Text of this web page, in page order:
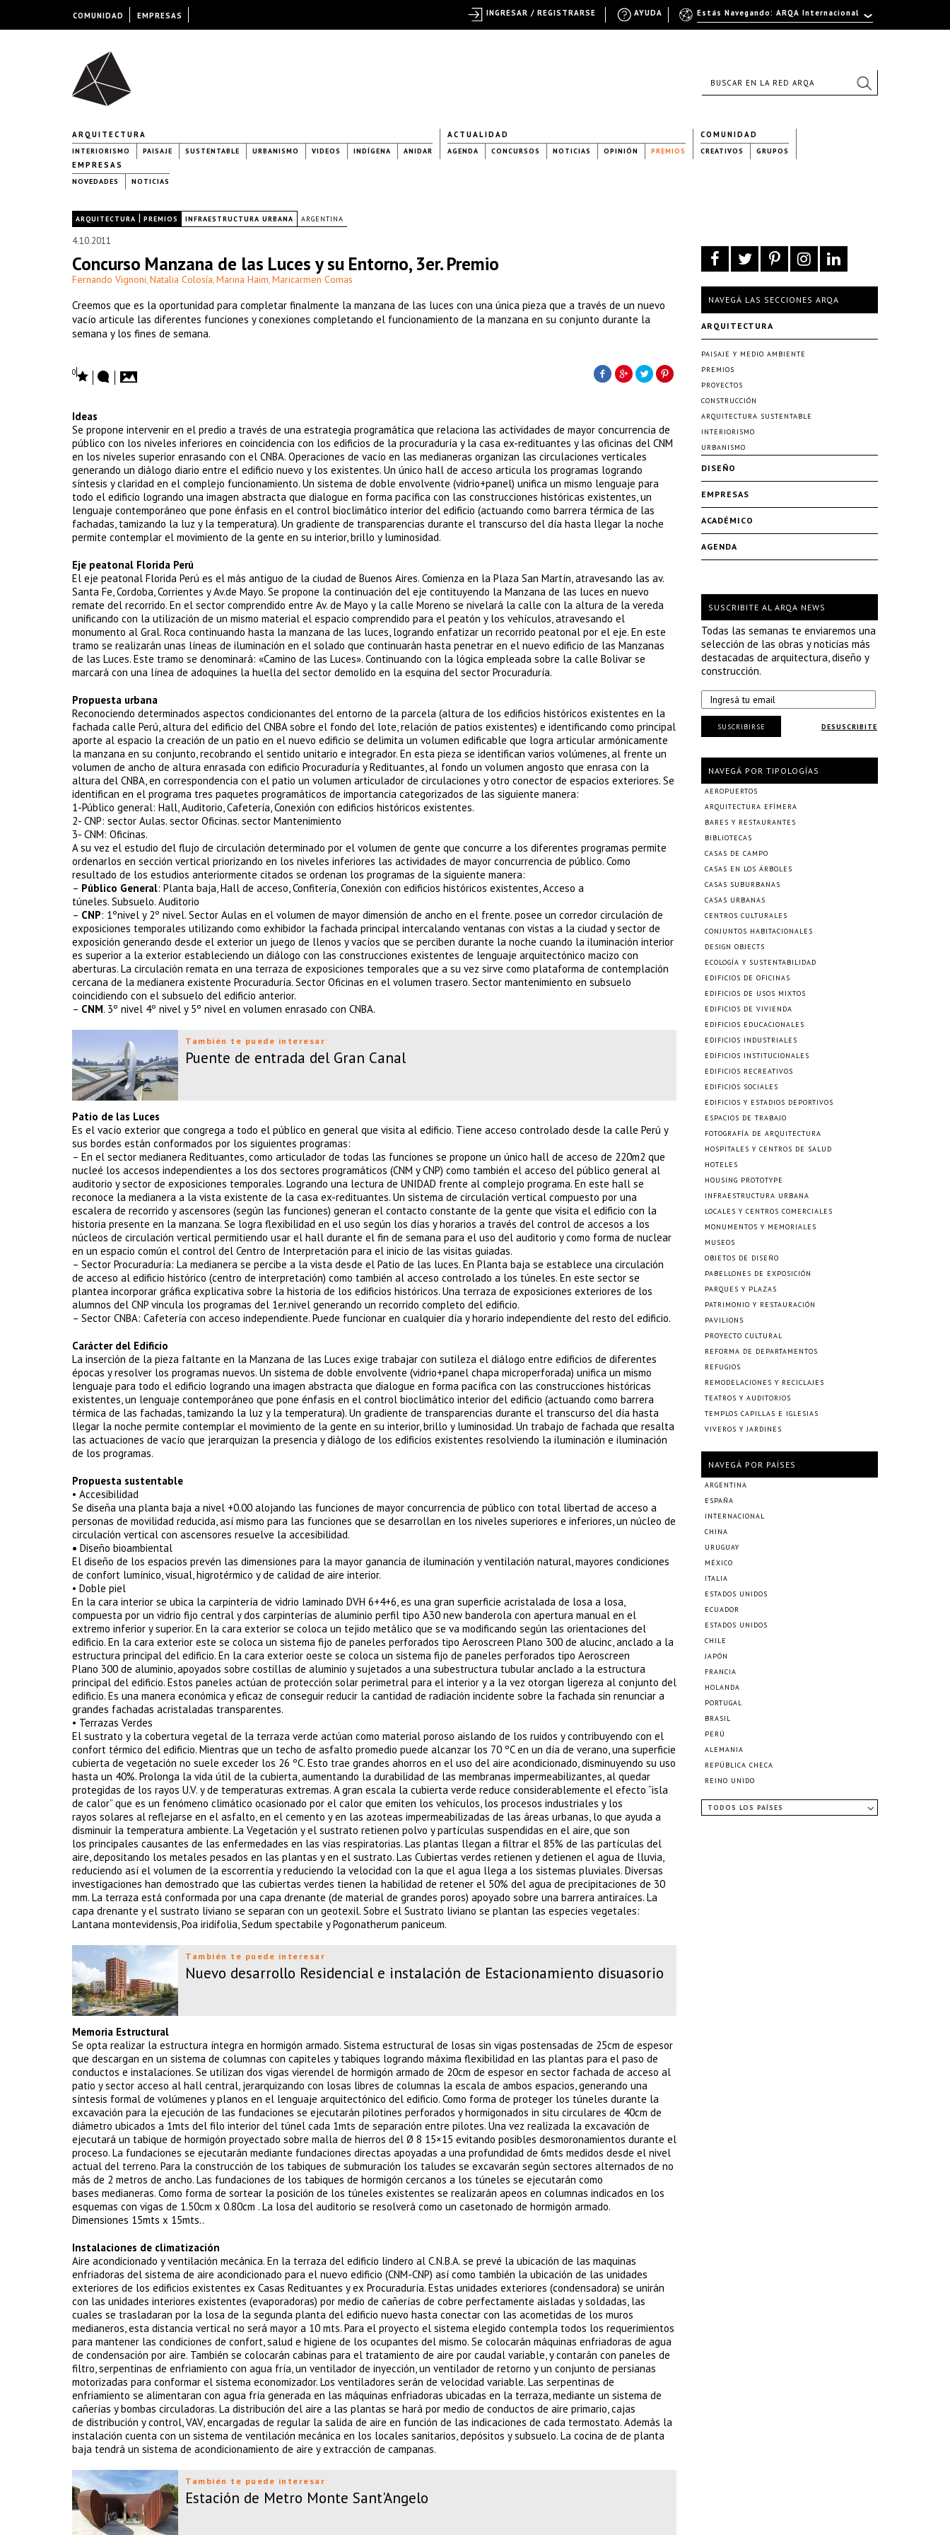
ARQUITECTURA
INTERIORISMO PAISAJE SUSTENTABLE URBANISMO VIDEOS INDÍGENA ANIDAR
ACTUALIDAD
AGENDA CONCURSOS NOTICIAS OPINIÓN PREMIOS
COMUNIDAD
CREATIVOS GRUPOS
EMPRESAS
NOVEDADES NOTICIAS
ARQUITECTURA | PREMIOS INFRAESTRUCTURA URBANA ARGENTINA
4.10.2011
Concurso Manzana de las Luces y su Entorno, 3er. Premio
Fernando Vignoni, Natalia Colosía, Marina Haim, Maricarmen Comas
Creemos que es la oportunidad para completar finalmente la manzana de las luces con una única pieza que a través de un nuevo
vacío articule las diferentes funciones y conexiones completando el funcionamiento de la manzana en su conjunto durante la
semana y los fines de semana.
0
Ideas
Se propone intervenir en el predio a través de una estrategia programática que relaciona las actividades de mayor concurrencia de
público con los niveles inferiores en coincidencia con los edificios de la procuraduría y la casa ex-redituantes y las oficinas del CNM
en los niveles superior enrasando con el CNBA. Operaciones de vacío en las medianeras organizan las circulaciones verticales
generando un diálogo diario entre el edificio nuevo y los existentes. Un único hall de acceso articula los programas logrando
síntesis y claridad en el complejo funcionamiento. Un sistema de doble envolvente (vidrio+panel) unifica un mismo lenguaje para
todo el edificio logrando una imagen abstracta que dialogue en forma pacífica con las construcciones históricas existentes, un
lenguaje contemporáneo que pone énfasis en el control bioclimático interior del edificio (actuando como barrera térmica de las
fachadas, tamizando la luz y la temperatura). Un gradiente de transparencias durante el transcurso del día hasta llegar la noche
permite contemplar el movimiento de la gente en su interior, brillo y luminosidad.
Eje peatonal Florida Perú
El eje peatonal Florida Perú es el más antiguo de la ciudad de Buenos Aires. Comienza en la Plaza San Martín, atravesando las av.
Santa Fe, Cordoba, Corrientes y Av.de Mayo. Se propone la continuación del eje contituyendo la Manzana de las luces en nuevo
remate del recorrido. En el sector comprendido entre Av. de Mayo y la calle Moreno se nivelará la calle con la altura de la vereda
unificando con la utilización de un mismo material el espacio comprendido para el peatón y los vehículos, atravesando el
monumento al Gral. Roca continuando hasta la manzana de las luces, logrando enfatizar un recorrido peatonal por el eje. En este
tramo se realizarán unas líneas de iluminación en el solado que continuarán hasta penetrar en el nuevo edificio de las Manzanas
de las Luces. Este tramo se denominará: «Camino de las Luces». Continuando con la lógica empleada sobre la calle Bolivar se
marcará con una línea de adoquines la huella del sector demolido en la esquina del sector Procuraduría.
Propuesta urbana
Reconociendo determinados aspectos condicionantes del entorno de la parcela (altura de los edificios históricos existentes en la
fachada calle Perú, altura del edificio del CNBA sobre el fondo del lote, relación de patios existentes) e identificando como principal
aporte al espacio la creación de un patio en el nuevo edificio se delimita un volumen edificable que logra articular armónicamente
la manzana en su conjunto, recobrando el sentido unitario e integrador. En esta pieza se identifican varios volúmenes, al frente un
volumen de ancho de altura enrasada con edificio Procuraduría y Redituantes, al fondo un volumen angosto que enrasa con la
altura del CNBA, en correspondencia con el patio un volumen articulador de circulaciones y otro conector de espacios exteriores. Se
identifican en el programa tres paquetes programáticos de importancia categorizados de las siguiente manera:
1-Público general: Hall, Auditorio, Cafetería, Conexión con edificios históricos existentes.
2- CNP: sector Aulas. sector Oficinas. sector Mantenimiento
3- CNM: Oficinas.
A su vez el estudio del flujo de circulación determinado por el volumen de gente que concurre a los diferentes programas permite
ordenarlos en sección vertical priorizando en los niveles inferiores las actividades de mayor concurrencia de público. Como
resultado de los estudios anteriormente citados se ordenan los programas de la siguiente manera:
– Público General: Planta baja, Hall de acceso, Confitería, Conexión con edificios históricos existentes, Acceso a
túneles. Subsuelo. Auditorio
– CNP: 1ºnivel y 2º nivel. Sector Aulas en el volumen de mayor dimensión de ancho en el frente. posee un corredor circulación de
exposiciones temporales utilizando como exhibidor la fachada principal intercalando ventanas con vistas a la ciudad y sector de
exposición generando desde el exterior un juego de llenos y vacíos que se perciben durante la noche cuando la iluminación interior
es superior a la exterior estableciendo un diálogo con las construcciones existentes de lenguaje arquitectónico macizo con
aberturas. La circulación remata en una terraza de exposiciones temporales que a su vez sirve como plataforma de contemplación
cercana de la medianera existente Procuraduría. Sector Oficinas en el volumen trasero. Sector mantenimiento en subsuelo
coincidiendo con el subsuelo del edificio anterior.
– CNM. 3º nivel 4º nivel y 5º nivel en volumen enrasado con CNBA.
También te puede interesar
Puente de entrada del Gran Canal
Patio de las Luces
Es el vacío exterior que congrega a todo el público en general que visita al edificio. Tiene acceso controlado desde la calle Perú y
sus bordes están conformados por los siguientes programas:
– En el sector medianera Redituantes, como articulador de todas las funciones se propone un único hall de acceso de 220m2 que
nucleé los accesos independientes a los dos sectores programáticos (CNM y CNP) como también el acceso del público general al
auditorio y sector de exposiciones temporales. Logrando una lectura de UNIDAD frente al complejo programa. En este hall se
reconoce la medianera a la vista existente de la casa ex-redituantes. Un sistema de circulación vertical compuesto por una
escalera de recorrido y ascensores (según las funciones) generan el contacto constante de la gente que visita el edificio con la
historia presente en la manzana. Se logra flexibilidad en el uso según los días y horarios a través del control de accesos a los
núcleos de circulación vertical permitiendo usar el hall durante el fin de semana para el uso del auditorio y como forma de nuclear
en un espacio común el control del Centro de Interpretación para el inicio de las visitas guiadas.
– Sector Procuraduría: La medianera se percibe a la vista desde el Patio de las luces. En Planta baja se establece una circulación
de acceso al edificio histórico (centro de interpretación) como también al acceso controlado a los túneles. En este sector se
plantea incorporar gráfica explicativa sobre la historia de los edificios históricos. Una terraza de exposiciones exteriores de los
alumnos del CNP vincula los programas del 1er.nivel generando un recorrido completo del edificio.
– Sector CNBA: Cafetería con acceso independiente. Puede funcionar en cualquier día y horario independiente del resto del edificio.
Carácter del Edificio
La inserción de la pieza faltante en la Manzana de las Luces exige trabajar con sutileza el diálogo entre edificios de diferentes
épocas y resolver los programas nuevos. Un sistema de doble envolvente (vidrio+panel chapa microperforada) unifica un mismo
lenguaje para todo el edificio logrando una imagen abstracta que dialogue en forma pacífica con las construcciones históricas
existentes, un lenguaje contemporáneo que pone énfasis en el control bioclimático interior del edificio (actuando como barrera
térmica de las fachadas, tamizando la luz y la temperatura). Un gradiente de transparencias durante el transcurso del día hasta
llegar la noche permite contemplar el movimiento de la gente en su interior, brillo y luminosidad. Un trabajo de fachada que resalta
las actuaciones de vacío que jerarquizan la presencia y diálogo de los edificios existentes resolviendo la iluminación e iluminación
de los programas.
Propuesta sustentable
• Accesibilidad
Se diseña una planta baja a nivel +0.00 alojando las funciones de mayor concurrencia de público con total libertad de acceso a
personas de movilidad reducida, así mismo para las funciones que se desarrollan en los niveles superiores e inferiores, un núcleo de
circulación vertical con ascensores resuelve la accesibilidad.
• Diseño bioambiental
El diseño de los espacios prevén las dimensiones para la mayor ganancia de iluminación y ventilación natural, mayores condiciones
de confort lumínico, visual, higrotérmico y de calidad de aire interior.
• Doble piel
En la cara interior se ubica la carpintería de vidrio laminado DVH 6+4+6, es una gran superficie acristalada de losa a losa,
compuesta por un vidrio fijo central y dos carpinterías de aluminio perfil tipo A30 new banderola con apertura manual en el
extremo inferior y superior. En la cara exterior se coloca un tejido metálico que se va modificando según las orientaciones del
edificio. En la cara exterior este se coloca un sistema fijo de paneles perforados tipo Aeroscreen Plano 300 de alucinc, anclado a la
estructura principal del edificio. En la cara exterior oeste se coloca un sistema fijo de paneles perforados tipo Aeroscreen
Plano 300 de aluminio, apoyados sobre costillas de aluminio y sujetados a una subestructura tubular anclado a la estructura
principal del edificio. Estos paneles actúan de protección solar perimetral para el interior y a la vez otorgan ligereza al conjunto del
edificio. Es una manera económica y eficaz de conseguir reducir la cantidad de radiación incidente sobre la fachada sin renunciar a
grandes fachadas acristaladas transparentes.
• Terrazas Verdes
El sustrato y la cobertura vegetal de la terraza verde actúan como material poroso aislando de los ruidos y contribuyendo con el
confort térmico del edificio. Mientras que un techo de asfalto promedio puede alcanzar los 70 ºC en un día de verano, una superficie
cubierta de vegetación no suele exceder los 26 ºC. Esto trae grandes ahorros en el uso del aire acondicionado, disminuyendo su uso
hasta un 40%. Prolonga la vida útil de la cubierta, aumentando la durabilidad de las membranas impermeabilizantes, al quedar
protegidas de los rayos U.V. y de temperaturas extremas. A gran escala la cubierta verde reduce considerablemente el efecto “isla
de calor” que es un fenómeno climático ocasionado por el calor que emiten los vehículos, los procesos industriales y los
rayos solares al reflejarse en el asfalto, en el cemento y en las azoteas impermeabilizadas de las áreas urbanas, lo que ayuda a
disminuir la temperatura ambiente. La Vegetación y el sustrato retienen polvo y partículas suspendidas en el aire, que son
los principales causantes de las enfermedades en las vías respiratorias. Las plantas llegan a filtrar el 85% de las partículas del
aire, depositando los metales pesados en las plantas y en el sustrato. Las Cubiertas verdes retienen y detienen el agua de lluvia,
reduciendo así el volumen de la escorrentía y reduciendo la velocidad con la que el agua llega a los sistemas pluviales. Diversas
investigaciones han demostrado que las cubiertas verdes tienen la habilidad de retener el 50% del agua de precipitaciones de 30
mm. La terraza está conformada por una capa drenante (de material de grandes poros) apoyado sobre una barrera antiraíces. La
capa drenante y el sustrato liviano se separan con un geotexil. Sobre el Sustrato liviano se plantan las especies vegetales:
Lantana montevidensis, Poa iridifolia, Sedum spectabile y Pogonatherum paniceum.
También te puede interesar
Nuevo desarrollo Residencial e instalación de Estacionamiento disuasorio
Memoria Estructural
Se opta realizar la estructura íntegra en hormigón armado. Sistema estructural de losas sin vigas postensadas de 25cm de espesor
que descargan en un sistema de columnas con capiteles y tabiques logrando máxima flexibilidad en las plantas para el paso de
conductos e instalaciones. Se utilizan dos vigas vierendel de hormigón armado de 20cm de espesor en sector fachada de acceso al
patio y sector acceso al hall central, jerarquizando con losas libres de columnas la escala de ambos espacios, generando una
síntesis formal de volúmenes y planos en el lenguaje arquitectónico del edificio. Como forma de proteger los túneles durante la
excavación para la ejecución de las fundaciones se ejecutarán pilotines perforados y hormigonados in situ circulares de 40cm de
diámetro ubicados a 1mts del filo interior del túnel cada 1mts de separación entre pilotes. Una vez realizada la excavación de
ejecutará un tabique de hormigón proyectado sobre malla de hierros del Ø 8 15×15 evitando posibles desmoronamientos durante el
proceso. La fundaciones se ejecutarán mediante fundaciones directas apoyadas a una profundidad de 6mts medidos desde el nivel
actual del terreno. Para la construcción de los tabiques de submuración los taludes se excavarán según sectores alternados de no
más de 2 metros de ancho. Las fundaciones de los tabiques de hormigón cercanos a los túneles se ejecutarán como
bases medianeras. Como forma de sortear la posición de los túneles existentes se realizarán apeos en columnas indicados en los
esquemas con vigas de 1.50cm x 0.80cm . La losa del auditorio se resolverá como un casetonado de hormigón armado.
Dimensiones 15mts x 15mts..
Instalaciones de climatización
Aire acondicionado y ventilación mecánica. En la terraza del edificio lindero al C.N.B.A. se prevé la ubicación de las maquinas
enfriadoras del sistema de aire acondicionado para el nuevo edificio (CNM-CNP) así como también la ubicación de las unidades
exteriores de los edificios existentes ex Casas Redituantes y ex Procuraduría. Estas unidades exteriores (condensadora) se unirán
con las unidades interiores existentes (evaporadoras) por medio de cañerías de cobre perfectamente aisladas y soldadas, las
cuales se trasladaran por la losa de la segunda planta del edificio nuevo hasta conectar con las acometidas de los muros
medianeros, esta distancia vertical no será mayor a 10 mts. Para el proyecto el sistema elegido contempla todos los requerimientos
para mantener las condiciones de confort, salud e higiene de los ocupantes del mismo. Se colocarán máquinas enfriadoras de agua
de condensación por aire. También se colocarán cabinas para el tratamiento de aire por caudal variable, y contarán con paneles de
filtro, serpentinas de enfriamiento con agua fría, un ventilador de inyección, un ventilador de retorno y un conjunto de persianas
motorizadas para conformar el sistema economizador. Los ventiladores serán de velocidad variable. Las serpentinas de
enfriamiento se alimentaran con agua fría generada en las máquinas enfriadoras ubicadas en la terraza, mediante un sistema de
cañerías y bombas circuladoras. La distribución del aire a las plantas se hará por medio de conductos de aire primario, cajas
de distribución y control, VAV, encargadas de regular la salida de aire en función de las indicaciones de cada termostato. Además la
instalación cuenta con un sistema de ventilación mecánica en los locales sanitarios, depósitos y subsuelo. La cocina de de planta
baja tendrá un sistema de acondicionamiento de aire y extracción de campanas.
También te puede interesar
Estación de Metro Monte Sant'Angelo
NAVEGÁ LAS SECCIONES ARQA
ARQUITECTURA
PAISAJE Y MEDIO AMBIENTE
PREMIOS
PROYECTOS
CONSTRUCCIÓN
ARQUITECTURA SUSTENTABLE
INTERIORISMO
URBANISMO
DISEÑO
EMPRESAS
ACADÉMICO
AGENDA
SUSCRIBITE AL ARQA NEWS
Todas las semanas te enviaremos una
selección de las obras y noticias más
destacadas de arquitectura, diseño y
construcción.
DESUSCRIBITE
SUSCRIBIRSE
NAVEGÁ POR TIPOLOGÍAS
AEROPUERTOS
ARQUITECTURA EFÍMERA
BARES Y RESTAURANTES
BIBLIOTECAS
CASAS DE CAMPO
CASAS EN LOS ÁRBOLES
CASAS SUBURBANAS
CASAS URBANAS
CENTROS CULTURALES
CONJUNTOS HABITACIONALES
DESIGN OBJECTS
ECOLOGÍA Y SUSTENTABILIDAD
EDIFICIOS DE OFICINAS
EDIFICIOS DE USOS MIXTOS
EDIFICIOS DE VIVIENDA
EDIFICIOS EDUCACIONALES
EDIFICIOS INDUSTRIALES
EDIFICIOS INSTITUCIONALES
EDIFICIOS RECREATIVOS
EDIFICIOS SOCIALES
EDIFICIOS Y ESTADIOS DEPORTIVOS
ESPACIOS DE TRABAJO
FOTOGRAFÍA DE ARQUITECTURA
HOSPITALES Y CENTROS DE SALUD
HOTELES
HOUSING PROTOTYPE
INFRAESTRUCTURA URBANA
LOCALES Y CENTROS COMERCIALES
MONUMENTOS Y MEMORIALES
MUSEOS
OBJETOS DE DISEÑO
PABELLONES DE EXPOSICIÓN
PARQUES Y PLAZAS
PATRIMONIO Y RESTAURACIÓN
PAVILIONS
PROYECTO CULTURAL
REFORMA DE DEPARTAMENTOS
REFUGIOS
REMODELACIONES Y RECICLAJES
TEATROS Y AUDITORIOS
TEMPLOS CAPILLAS E IGLESIAS
VIVEROS Y JARDINES
NAVEGÁ POR PAÍSES
ARGENTINA
ESPAÑA
INTERNACIONAL
CHINA
URUGUAY
MÉXICO
ITALIA
ESTADOS UNIDOS
ECUADOR
ESTADOS UNIDOS
CHILE
JAPÓN
FRANCIA
HOLANDA
PORTUGAL
BRASIL
PERÚ
ALEMANIA
REPÚBLICA CHECA
REINO UNIDO
TODOS LOS PAÍSES
COMUNIDAD EMPRESAS Estás Navegando: ARQA Internacional
AYUDA
INGRESAR / REGISTRARSE